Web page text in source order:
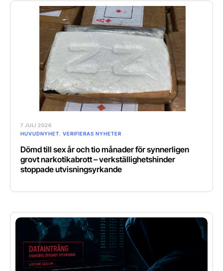
7 JULI 2026
HUVUDNYHET, VERIFIERAS NYHETER
Dömd till sex år och tio månader för synnerligen
grovt narkotikabrott – verkställighetshinder
stoppade utvisningsyrkande